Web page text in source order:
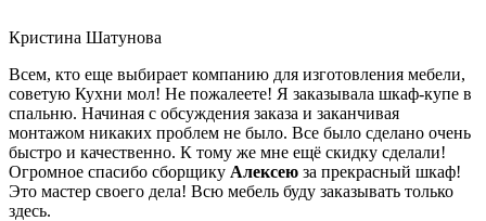
Кристина Шатунова
Всем, кто еще выбирает компанию для изготовления мебели,
советую Кухни мол! Не пожалеете! Я заказывала шкаф-купе в
спальню. Начиная с обсуждения заказа и заканчивая
монтажом никаких проблем не было. Все было сделано очень
быстро и качественно. К тому же мне ещё скидку сделали!
Огромное спасибо сборщику Алексею за прекрасный шкаф!
Это мастер своего дела! Всю мебель буду заказывать только
здесь.